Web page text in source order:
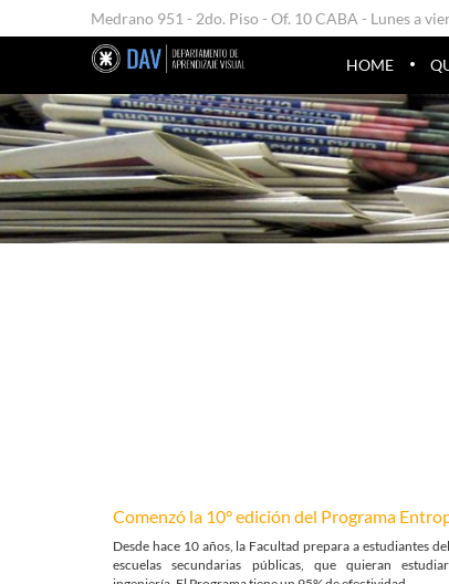
Medrano 951 - 2do. Piso - Of. 10 CABA - Lunes a
HOME
Comenzó la 10° edición del Programa
Desde hace 10 años, la Facultad prepara a estudiantes
escuelas secundarias públicas, que quieran